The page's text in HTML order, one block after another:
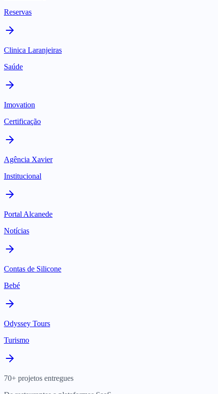
Reservas
Clinica Laranjeiras
Saúde
Imovation
Certificação
Agência Xavier
Institucional
Portal Alcanede
Notícias
Contas de Silicone
Bebé
Odyssey Tours
Turismo
70+ projetos entregues